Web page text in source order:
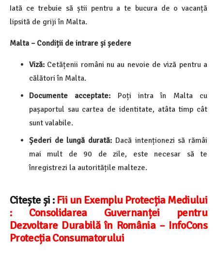
Iată ce trebuie să știi pentru a te bucura de o vacanță
lipsită de griji în Malta.
Malta – Condiții de intrare și ședere
Viză: Cetățenii români nu au nevoie de viză pentru a
călători în Malta.
Documente acceptate: Poți intra în Malta cu
pașaportul sau cartea de identitate, atâta timp cât
sunt valabile.
Șederi de lungă durată: Dacă intenționezi să rămâi
mai mult de 90 de zile, este necesar să te
înregistrezi la autoritățile malteze.
Citește și : Fii un Exemplu Protecția Mediului
: Consolidarea Guvernanței pentru
Dezvoltare Durabilă în România – InfoCons
Protecția Consumatorului